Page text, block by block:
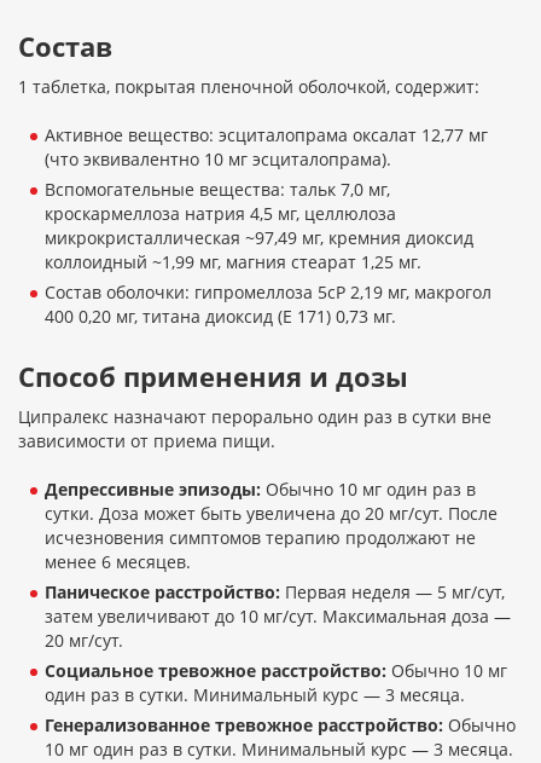
Состав
1 таблетка, покрытая пленочной оболочкой, содержит:
Активное вещество: эсциталопрама оксалат 12,77 мг
(что эквивалентно 10 мг эсциталопрама).
Вспомогательные вещества: тальк 7,0 мг,
кроскармеллоза натрия 4,5 мг, целлюлоза
микрокристаллическая ~97,49 мг, кремния диоксид
коллоидный ~1,99 мг, магния стеарат 1,25 мг.
Состав оболочки: гипромеллоза 5сР 2,19 мг, макрогол
400 0,20 мг, титана диоксид (Е 171) 0,73 мг.
Способ применения и дозы
Ципралекс назначают перорально один раз в сутки вне
зависимости от приема пищи.
Депрессивные эпизоды: Обычно 10 мг один раз в
сутки. Доза может быть увеличена до 20 мг/сут. После
исчезновения симптомов терапию продолжают не
менее 6 месяцев.
Паническое расстройство: Первая неделя — 5 мг/сут,
затем увеличивают до 10 мг/сут. Максимальная доза —
20 мг/сут.
Социальное тревожное расстройство: Обычно 10 мг
один раз в сутки. Минимальный курс — 3 месяца.
Генерализованное тревожное расстройство: Обычно
10 мг один раз в сутки. Минимальный курс — 3 месяца.